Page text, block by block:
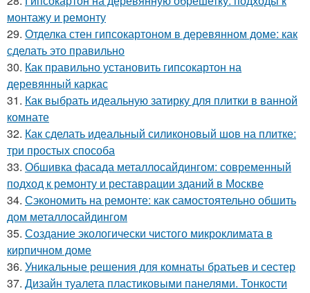
монтажу и ремонту
29. Отделка стен гипсокартоном в деревянном доме: как
сделать это правильно
30. Как правильно установить гипсокартон на
деревянный каркас
31. Как выбрать идеальную затирку для плитки в ванной
комнате
32. Как сделать идеальный силиконовый шов на плитке:
три простых способа
33. Обшивка фасада металлосайдингом: современный
подход к ремонту и реставрации зданий в Москве
34. Сэкономить на ремонте: как самостоятельно обшить
дом металлосайдингом
35. Создание экологически чистого микроклимата в
кирпичном доме
36. Уникальные решения для комнаты братьев и сестер
37. Дизайн туалета пластиковыми панелями. Тонкости